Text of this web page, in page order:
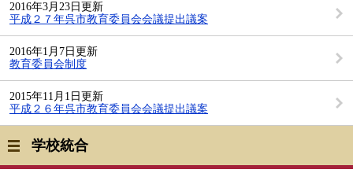
2016年3月23日更新
平成２７年呉市教育委員会会議提出議案
2016年1月7日更新
教育委員会制度
2015年11月1日更新
平成２６年呉市教育委員会会議提出議案
学校統合